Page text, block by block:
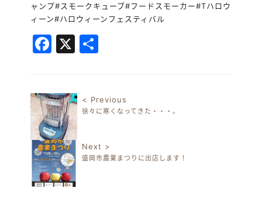
ャンプ#スモークキューブ#フードスモーカー#Tハロウ
ィーン#ハロウィーンフェスティバル
Facebook
X
投稿ナビゲーション
< Previous
徐々に寒くなってきた・・・。
Next >
盛岡市農業まつりに出店します！